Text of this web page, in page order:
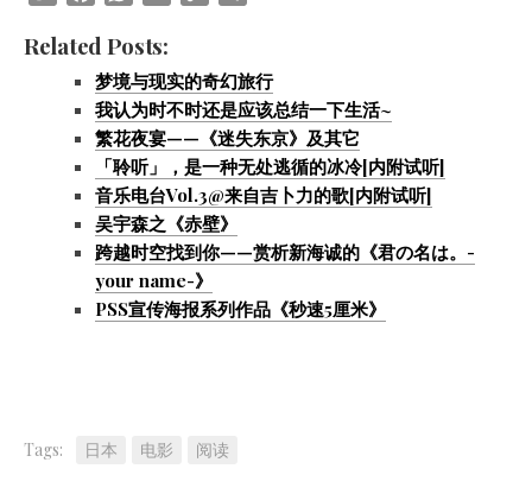
Related Posts:
梦境与现实的奇幻旅行
我认为时不时还是应该总结一下生活~
繁花夜宴——《迷失东京》及其它
「聆听」，是一种无处逃循的冰冷[内附试听]
音乐电台Vol.3@来自吉卜力的歌[内附试听]
吴宇森之《赤壁》
跨越时空找到你——赏析新海诚的《君の名は。-
your name-》
PSS宣传海报系列作品《秒速5厘米》
Tags: 日本 电影 阅读